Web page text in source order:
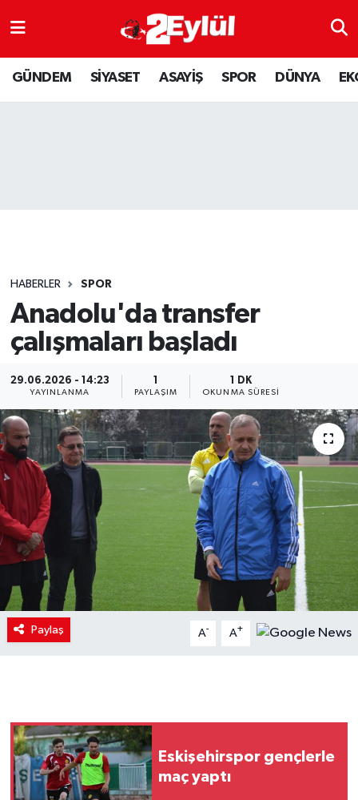
GÜNDEM SİYASET ASAYİŞ SPOR DÜNYA
HABERLER SPOR
Anadolu'da transfer
çalışmaları başladı
29.06.2026 - 14:23
YAYINLANMA
1
PAYLAŞIM
1 DK
OKUNMA SÜRESI
Paylaş A- A+
Eskişehirspor gençlerle
maç yaptı
ASAYİŞ
DÜNYA
SPOR
YAŞAM
Nöbetçi Eczaneler
Hava Durumu
Son Dakika Haberleri
Haber Arşivi